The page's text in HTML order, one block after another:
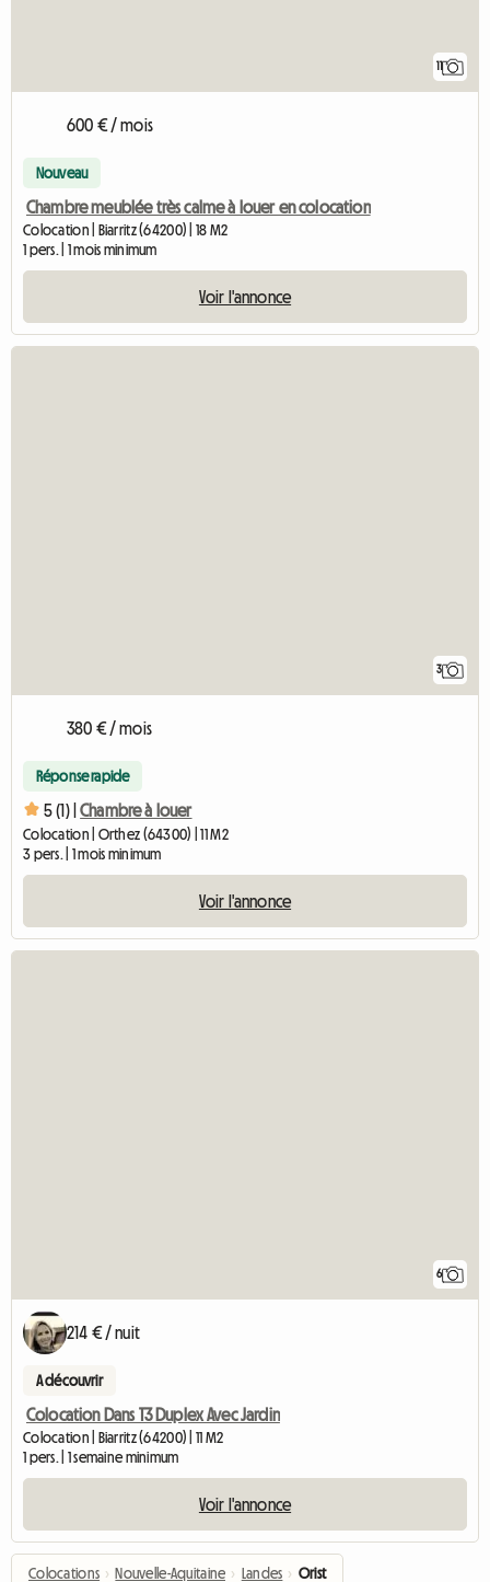
11
600 € / mois
Nouveau
Chambre meublée très calme à louer en colocation
Colocation | Biarritz (64200) | 18 M2
1 pers. | 1 mois minimum
Voir l'annonce
3
380 € / mois
Réponse rapide
5 (1) | Chambre à louer
Colocation | Orthez (64300) | 11 M2
3 pers. | 1 mois minimum
Voir l'annonce
6
214 € / nuit
A découvrir
Colocation Dans T3 Duplex Avec Jardin
Colocation | Biarritz (64200) | 11 M2
1 pers. | 1 semaine minimum
Voir l'annonce
Colocations › Nouvelle-Aquitaine › Landes › Orist